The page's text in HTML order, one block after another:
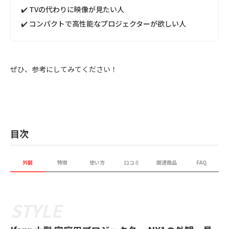
✔️ TVの代わりに映像が見たい人
✔️ コンパクトで高性能なプロジェクターが欲しい人
ぜひ、参考にしてみてください！
目次
外観 特徴 使い方 口コミ 関連商品 FAQ